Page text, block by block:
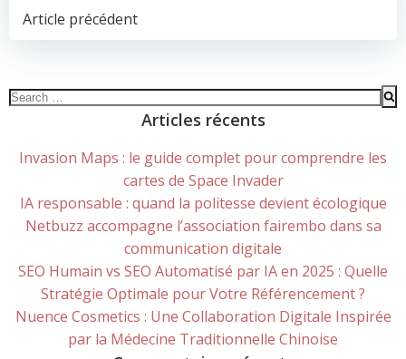
POST
Article précédent
Search
Articles récents
Invasion Maps : le guide complet pour comprendre les
cartes de Space Invader
IA responsable : quand la politesse devient écologique
Netbuzz accompagne l’association fairembo dans sa
communication digitale
SEO Humain vs SEO Automatisé par IA en 2025 : Quelle
Stratégie Optimale pour Votre Référencement ?
Nuence Cosmetics : Une Collaboration Digitale Inspirée
par la Médecine Traditionnelle Chinoise